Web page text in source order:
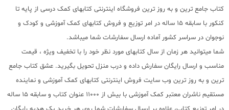
کتاب جامع ترین و به روز ترین فروشگاه اینترنتی کتابهای کمک درسی از پایه تا
کنکور با سابقه 15 ساله در امر توزیع و فروش کتابهای کمک آموزشی و کودک و
نوجوان در سراسر کشور آماده ارسال سفارشات شما میباشد.
شما میتوانید هر زمان از سال کتابهای مورد نظر خود را با تخفیف ویژه ، قیمت
مناسب و ارسال رایگان سفارش داده و درب منزل تحویل بگیرید. عشق کتاب جامع
ترین و به روز ترین وب سایت فروش اینترنتی کتابهای کمک آموزشی و نماینده
مستقیم ناشران معتبر کمک آموزشی با بیش از 11000 عنوان کتاب و سابقه 15 ساله